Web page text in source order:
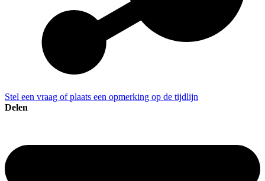
Stel een vraag of plaats een opmerking op de tijdlijn
Delen